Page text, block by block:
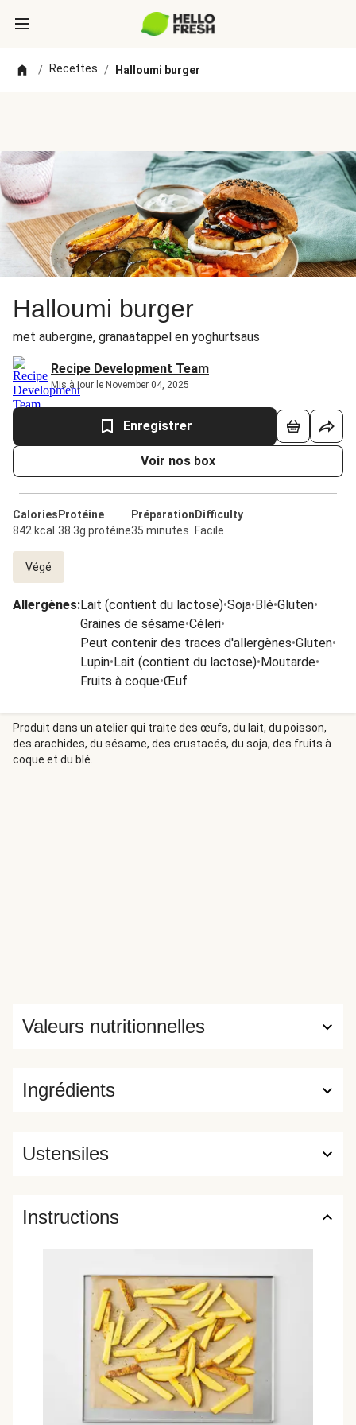
/ Recettes / Halloumi burger
Halloumi burger
met aubergine, granaatappel en yoghurtsaus
Recipe Development Team
Mis à jour le November 04, 2025
Enregistrer
Voir nos box
Calories
842 kcal
Protéine
38.3g protéine
Préparation
35 minutes
Difficulty
Facile
Végé
Allergènes:Lait (contient du lactose)•Soja•Blé•Gluten•
Graines de sésame•Céleri•
Peut contenir des traces d'allergènes•Gluten•
Lupin•Lait (contient du lactose)•Moutarde•
Fruits à coque•Œuf
Produit dans un atelier qui traite des œufs, du lait, du poisson,
des arachides, du sésame, des crustacés, du soja, des fruits à
coque et du blé.
Ingrédients
Valeurs nutritionnelles
Ustensiles
Instructions